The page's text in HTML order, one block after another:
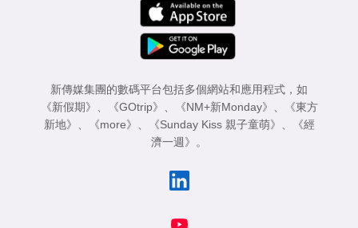
新傳媒集團的數碼平台包括多個網站和應用程式，如
《新假期》 、 《GOtrip》 、 《NM+新Monday》 、
《東方
新地》 、 《more》 、 《Sunday Kiss 親子童萌》 、
《經
濟一週》 。